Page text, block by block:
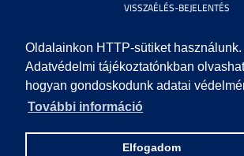
Oldalainkon HTTP-sütiket használunk.
Adatvédelmi tájékoztatónkban
hogyan gondoskodunk adatai
További információ
Elfogadom
VISSZAÉLÉS-BEJELENTÉS
KÖZÉRDEKŰ ADATOK
IMPRESSZUM